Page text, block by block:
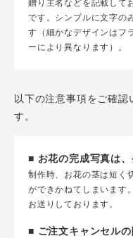
贈り主名などを記載して
です。シンプルに文字の
す（細かなデザインはフ
ーにより異なります）。
以下の注意事項をご確認
す。
■ お花の完成写真は
制作時、お花の茎は短く
ができかねてしまいます
お送りしております。
■ ご注文キャンセル